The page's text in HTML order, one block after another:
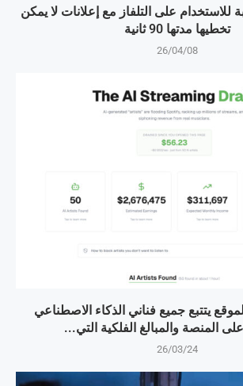
للاستخدام على التلفاز مع إعلانات لا يمكن
تخطيها مدتها 90 ثانية
26/04/08
يتتبع جميع فناني الذكاء الاصطناعي
المنصة والمبالغ الفلكية التي...
26/03/24